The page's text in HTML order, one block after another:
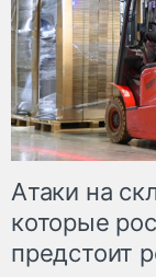
Атаки на
которые
предстоит